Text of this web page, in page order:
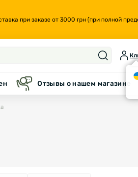
при заказе от 3000 грн (при полной
Отзывы о нашем магазине